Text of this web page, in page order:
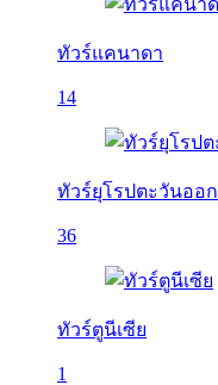
ทัวร์แคนาดา
14
ทัวร์ยุโรปตะวันออก
36
ทัวร์ตูนีเซีย
1